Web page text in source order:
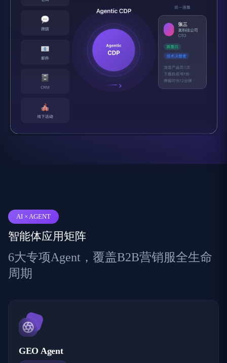
AI × AGENT
智能体应用矩阵
6大专项Agent，覆盖B2B营销服全生命
周期
GEO Agent